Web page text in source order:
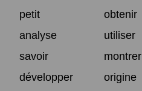
petit
obtenir
analyse
utiliser
savoir
montrer
développer
origine